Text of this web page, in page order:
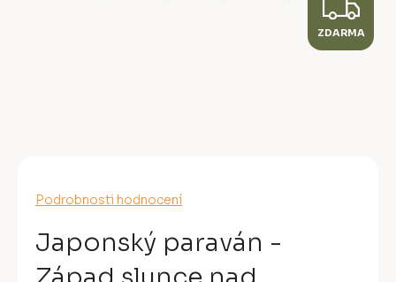
Průměrné
produktu
je
0,0
Podrobnosti hodnocení
Japonský paraván -
Z
D
ZDARMA